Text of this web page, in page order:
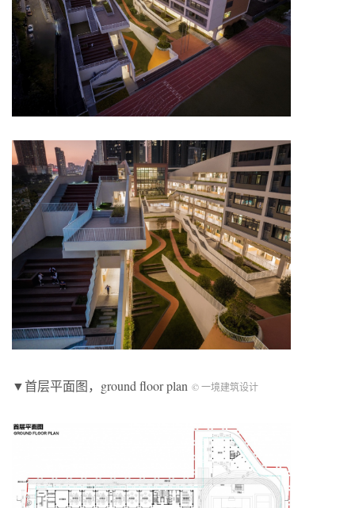
▼首层平面图，ground floor plan © 一境建筑设计